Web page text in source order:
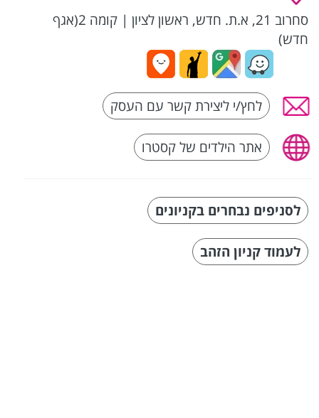
סחרוב 21, א.ת. חדש, ראשון לציון |
קומה 2(אגף
חדש)
לחץ/י ליצירת קשר עם העסק
אתר הילדים של קסטרו
לסניפים נבחרים בקניונים
לעמוד קניון הזהב